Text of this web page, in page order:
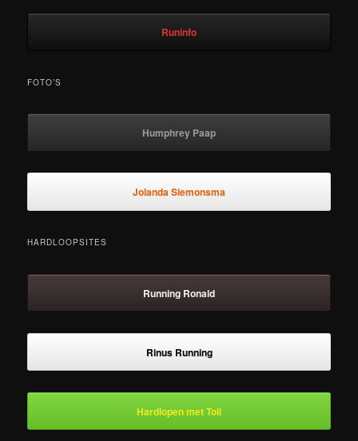
Runinfo
FOTO’S
Humphrey Paap
Jolanda Siemonsma
HARDLOOPSITES
Running Ronald
Rinus Running
Hardlopen met Toli